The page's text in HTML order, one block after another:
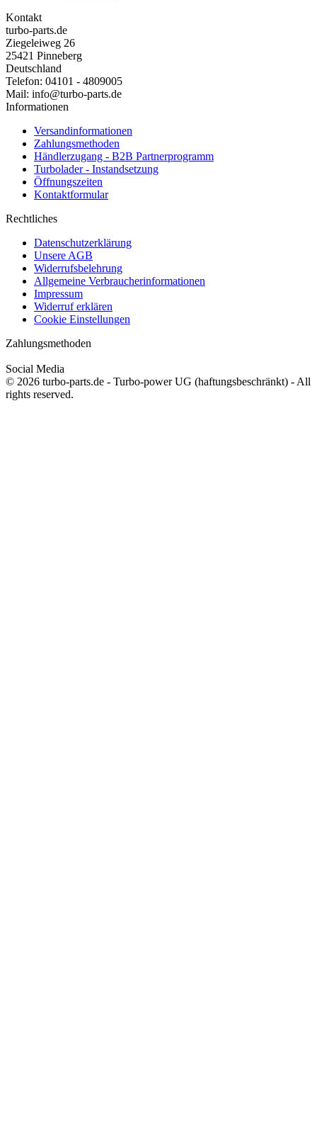
Kontakt
turbo-parts.de
Ziegeleiweg 26
25421 Pinneberg
Deutschland
Telefon: 04101 - 4809005
Mail: info@turbo-parts.de
Informationen
Versandinformationen
Zahlungsmethoden
Händlerzugang - B2B Partnerprogramm
Turbolader - Instandsetzung
Öffnungszeiten
Kontaktformular
Rechtliches
Datenschutzerklärung
Unsere AGB
Widerrufsbelehrung
Allgemeine Verbraucherinformationen
Impressum
Widerruf erklären
Cookie Einstellungen
Zahlungsmethoden
Social Media
© 2026 turbo-parts.de - Turbo-power UG (haftungsbeschränkt) - All
rights reserved.